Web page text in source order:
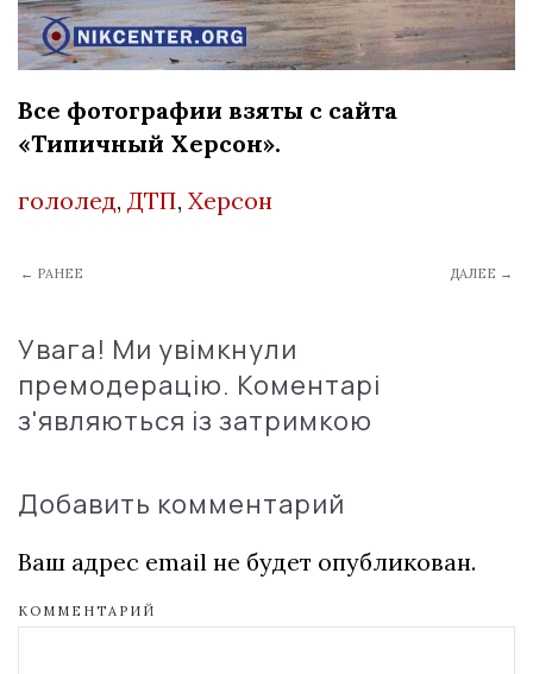
Все фотографии взяты с сайта
«Типичный Херсон».
гололед, ДТП, Херсон
← РАНЕЕ ДАЛЕЕ →
Увага! Ми увімкнули
премодерацію. Коментарі
з'являються із затримкою
Добавить комментарий
Ваш адрес email не будет опубликован.
КОММЕНТАРИЙ